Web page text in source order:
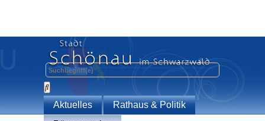
Aktuelles
Rathaus & Politik